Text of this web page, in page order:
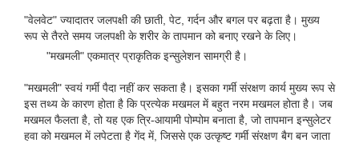
"वेलवेट" ज्यादातर जलपक्षी की छाती, पेट, गर्दन और बगल पर बढ़ता है। मुख्य
रूप से तैरते समय जलपक्षी के शरीर के तापमान को बनाए रखने के लिए।
"मखमली" एकमात्र प्राकृतिक इन्सुलेशन सामग्री है।
"मखमली" स्वयं गर्मी पैदा नहीं कर सकता है। इसका गर्मी संरक्षण कार्य मुख्य रूप से
इस तथ्य के कारण होता है कि प्रत्येक मखमल में बहुत नरम मखमल होता है। जब
मखमल फैलता है, तो यह एक त्रि-आयामी पोम्पोम बनाता है, जो तापमान इन्सुलेटर
हवा को मखमल में लपेटता है गेंद में, जिससे एक उत्कृष्ट गर्मी संरक्षण बैग बन जाता